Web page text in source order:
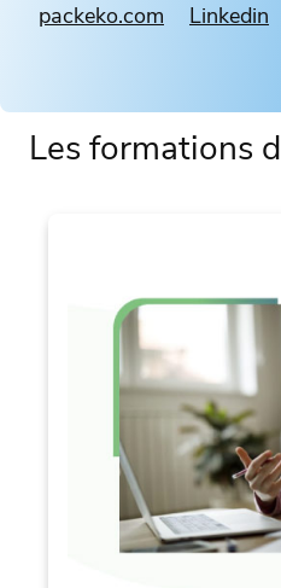
packeko.com Linkedin
Les formations